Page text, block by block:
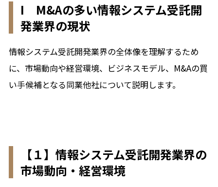
I M&Aの多い情報システム受託開
発業界の現状
情報システム受託開発業界の全体像を理解するため
に、市場動向や経営環境、ビジネスモデル、M&Aの買
い手候補となる同業他社について説明します。
【１】情報システム受託開発業界の
市場動向・経営環境